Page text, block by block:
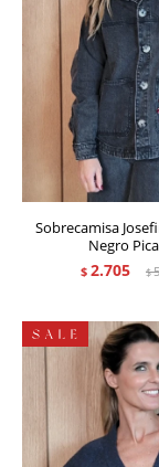
Sobrecamisa
Negro
$ 2.705 $